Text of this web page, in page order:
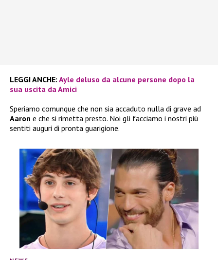
LEGGI ANCHE: Ayle deluso da alcune persone dopo la
sua uscita da Amici
Speriamo comunque che non sia accaduto nulla di grave ad
Aaron e che si rimetta presto. Noi gli facciamo i nostri più
sentiti auguri di pronta guarigione.